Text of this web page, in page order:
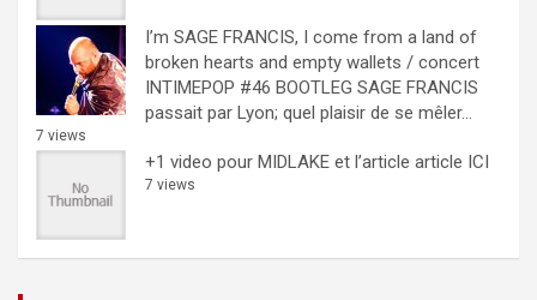
I’m SAGE FRANCIS, I come from a land of
broken hearts and empty wallets / concert
INTIMEPOP #46 BOOTLEG SAGE FRANCIS
passait par Lyon; quel plaisir de se mêler...
7 views
+1 video pour MIDLAKE et l’article article ICI
7 views